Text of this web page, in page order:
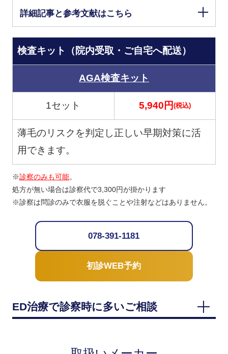
詳細記事と参考文献はこちら
検査キット（院内受取・ご自宅へ配送）
AGA検査キット
1セット 5,940円 (税込)
薄毛のリスクを判定し正しい早期対策に活
用できます。
※診察のみも可能。
処方が無い場合は診察代で3,300円が掛かります
※診察は問診のみで衣服を脱ぐことや注射などはありません。
078-391-1181
初診WEB予約
ED治療で診察時に多いご相談